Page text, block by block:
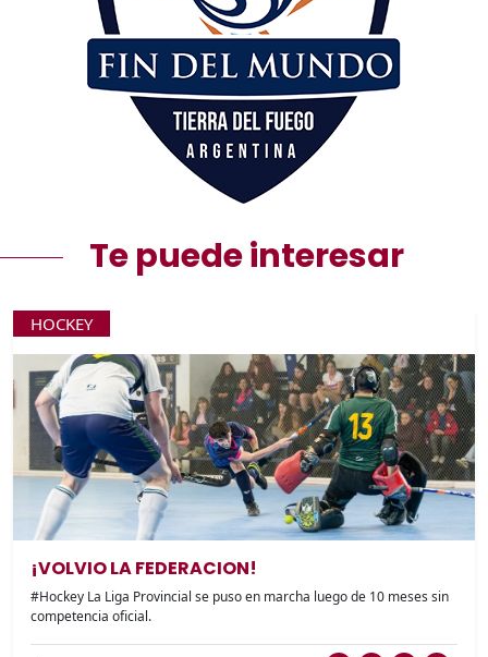
Te puede interesar
HOCKEY
¡VOLVIO LA FEDERACION!
#Hockey La Liga Provincial se puso en marcha luego de 10 meses sin
competencia oficial.